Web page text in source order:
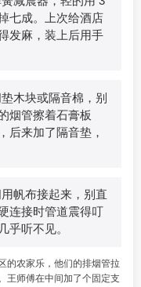
七成。上次给酒店
发麻，装上后用手
木块或隔音棉，别
烟管擦着石膏板
后来加了隔音垫，
帆布接起来，别直
连接时管道震得叮
乎听不见。
的农家乐，他们的排烟管拉
王师傅在中间加了个固定支